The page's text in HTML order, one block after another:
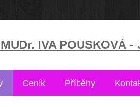
IVA POUSKOVÁ -
Ceník Příběhy